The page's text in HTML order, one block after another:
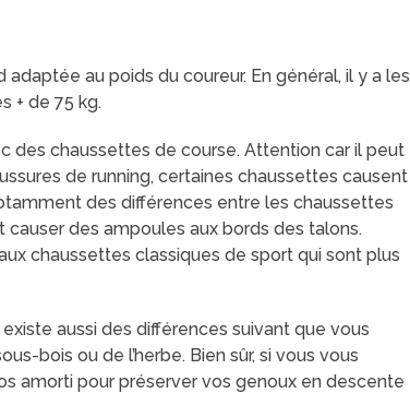
adaptée au poids du coureur. En général, il y a les
+ de 75 kg.
des chaussettes de course. Attention car il peut
de running, certaines chaussettes causent
des différences entre les chaussettes
des ampoules aux bords des talons.
chaussettes classiques de sport qui sont plus
aussi des différences suivant que vous
bois ou de l’herbe. Bien sûr, si vous vous
amorti pour préserver vos genoux en descente